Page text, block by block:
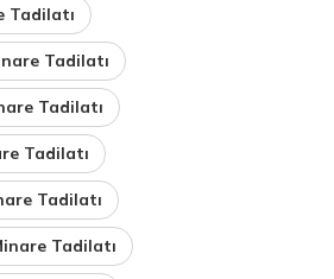
Tadilatı
Tadilatı
Tadilatı
Tadilatı
Tadilatı
Tadilatı